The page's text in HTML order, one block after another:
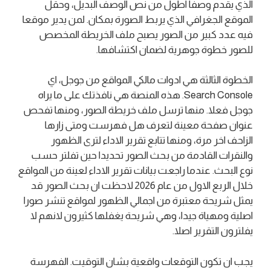
الذي يقدم وصفا اطول من نص الوصف البديل، وحقل
الموقع الجغرافي الذي يربط الصورة بمكان. لمن يدير موقعا
فيه عدد كبير من الصور يصبح ملف الخريطة المخصص
للصور خطوة جوهرية لضمان اكتشافها.
الخطوة الثالثة هي ادوات مالكي المواقع من جوجل، اي
Search Console. هذه المنصة هي نافذتك على ما يراه
جوجل فعلا. منها ترسل ملف خريطة الصور، ومنها تفحص
عنوان صفحة معينة لتعرف هل فهرست ومتى زارها
الزاحف اخر مرة، ومنها تتابع تقرير الاداء لترى الظهور
والنقرات القادمة من بحث الصور تحديدا حين تفلتر حسب
نوع البحث. عندما راجعت بيانات تقرير الاداء لعينة من المواقع
خلال الربع الاول من عام 2026 لاحظت ان بحث الصور قد
يمثل شريحة معتبرة من اجمالي الظهور لمواقع تنشر صورا
اصلية ومهياة جيدا، وهي شريحة يغفلها كثيرون لانهم لا
يفلترون التقرير اصلا.
يجب ان تكون التوقعات واقعية بشان التوقيت. الفهرسة